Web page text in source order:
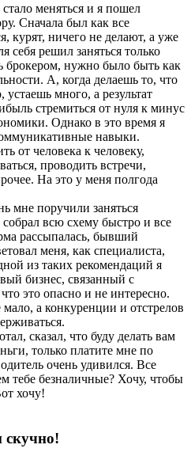
меняться и я пошел
Сначала был как все
курят, ничего не делают, а уже
себя решил заняться только
брокером, нужно было быть как
А, когда делаешь то, что
много, а результат
стремиться от нуля к минус
Однако в это время я
навыки.
от человека к человеку,
проводить встречи,
На это у меня полгода
мне поручили заняться
всю схему быстро и все
рассыпалась, бывший
меня, как специалиста,
из таких рекомендаций я
бизнес, связанный с
это опасно и не интересно.
а конкуренции и отстрелов
сказал, что буду делать вам
только платите мне по
очень удивился. Все
тебе безналичные? Хочу, чтобы
хочу!
скучно!